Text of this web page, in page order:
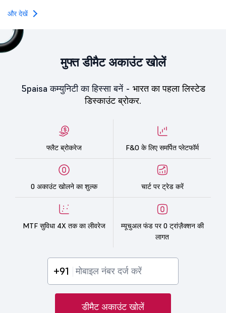
और देखें
मुफ्त डीमैट अकाउंट खोलें
5paisa कम्युनिटी का हिस्सा बनें - भारत का पहला लिस्टेड
डिस्काउंट ब्रोकर.
फ्लैट ब्रोकरेज F&O के लिए समर्पित प्लेटफॉर्म
0 अकाउंट खोलने का शुल्क चार्ट पर ट्रेड करें
MTF सुविधा 4X तक का लीवरेज
म्यूचुअल फंड पर 0 ट्रांज़ैक्शन की
लागत
+91
डीमैट अकाउंट खोलें